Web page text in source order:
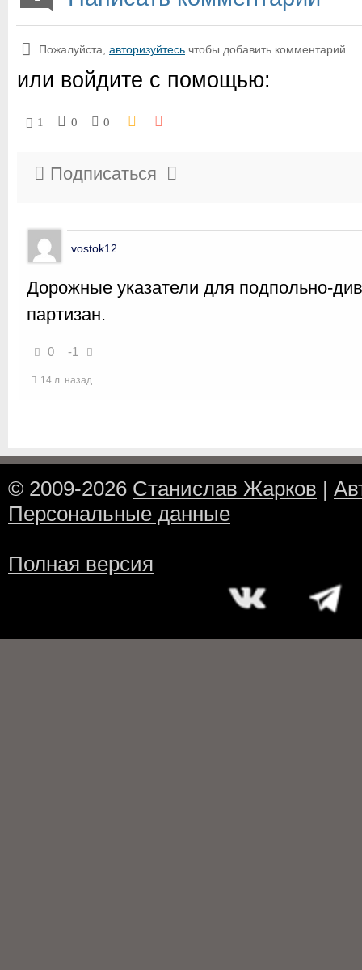
Пожалуйста, авторизуйтесь чтобы добавить комментарий.
или войдите с помощью:
1 0 0
Подписаться
vostok12
Дорожные указатели для подпольно-
партизан.
0 -1
14 л. назад
© 2009-2026 Станислав Жарков |
Персональные данные
Полная версия